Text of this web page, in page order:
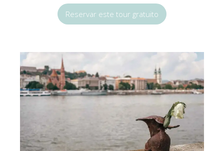
Reservar este tour gratuito